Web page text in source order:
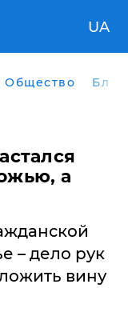
UA
Общество
а
– дело рук
вину